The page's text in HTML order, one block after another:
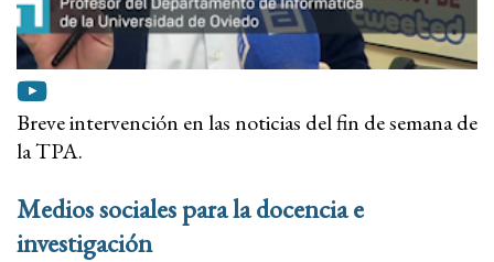
Breve intervención en las noticias del fin de semana de
la TPA.
Medios sociales para la docencia e
investigación